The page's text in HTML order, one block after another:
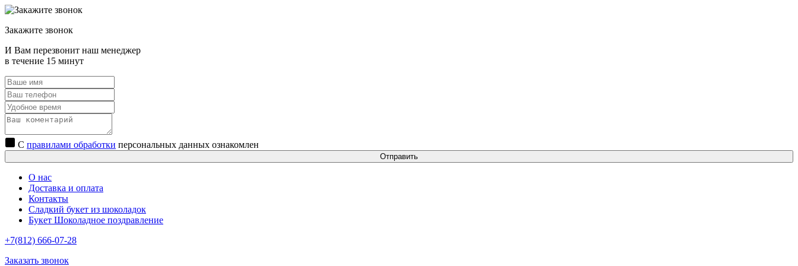
Закажите звонок
И Вам перезвонит наш менеджер
в течение 15 минут
С правилами обработки персональных данных ознакомлен
Отправить
О нас
Доставка и оплата
Контакты
Сладкий букет из шоколадок
Букет Шоколадное поздравление
+7(812) 666-07-28
Заказать звонок